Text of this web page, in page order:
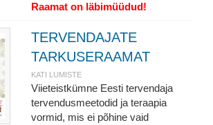
Raamat on läbimüüdud!
TERVENDAJATE
TARKUSERAAMAT
KATI LUMISTE
Viieteistkümne Eesti tervendaja
tervendusmeetodid ja teraapia
vormid, mis ei põhine vaid